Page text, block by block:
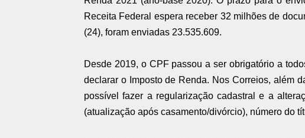
Receita Federal espera receber 32 milhões de
(24), foram enviadas 23.535.609.
Desde 2019, o CPF passou a ser obrigatório a
declarar o Imposto de Renda. Nos Correios, além
possível fazer a regularização cadastral e a
(atualização após casamento/divórcio), número do